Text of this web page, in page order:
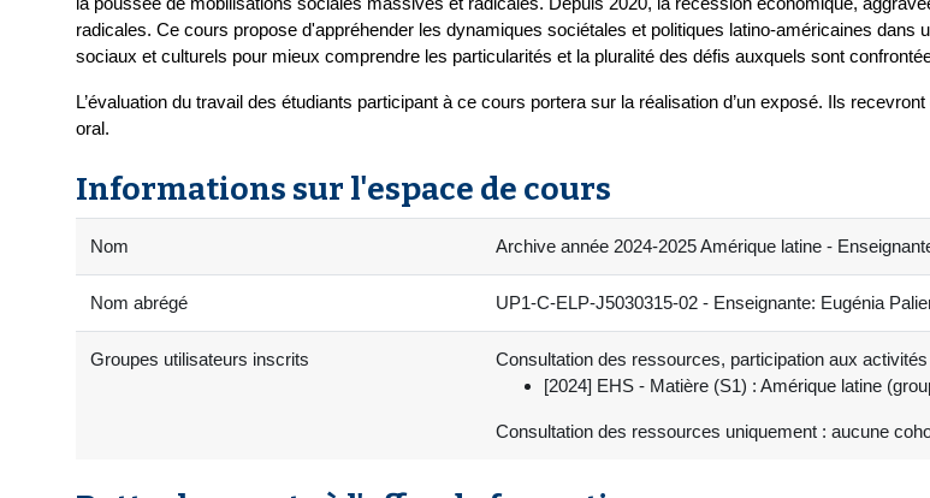
radicales. Ce cours propose d'appréhender les dynamiques sociétales et politiques latino-américaines
sociaux et culturels pour mieux comprendre les particularités et la pluralité des défis auxquels sont
L’évaluation du travail des étudiants participant à ce cours portera sur la réalisation d’un exposé. Ils
oral.
Informations sur l'espace de cours
Nom Archive année 2024-2025 Amérique latine -
Nom abrégé UP1-C-ELP-J5030315-02 - Enseignante: Eugénia
Groupes utilisateurs inscrits
Consultation des ressources, participation aux activités
[2024] EHS - Matière (S1) : Amérique latine
Consultation des ressources uniquement : aucune